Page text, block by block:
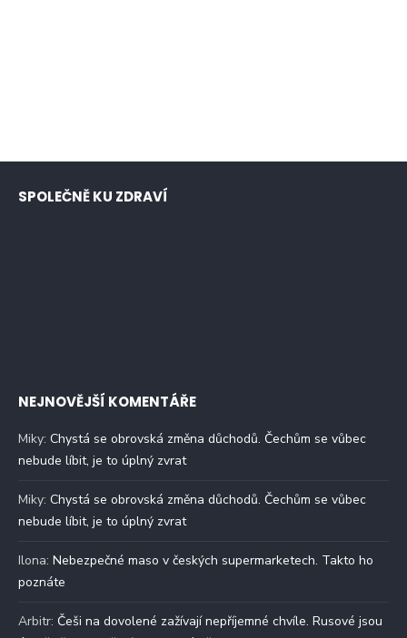
SPOLEČNĚ KU ZDRAVÍ
NEJNOVĚJŠÍ KOMENTÁŘE
Miky: Chystá se obrovská změna důchodů. Čechům se vůbec
nebude líbit, je to úplný zvrat
Miky: Chystá se obrovská změna důchodů. Čechům se vůbec
nebude líbit, je to úplný zvrat
Ilona: Nebezpečné maso v českých supermarketech. Takto ho
poznáte
Arbitr: Češi na dovolené zažívají nepříjemné chvíle. Rusové jsou